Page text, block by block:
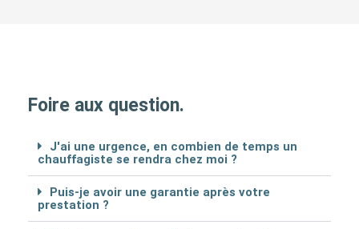
Foire aux question.
J'ai une urgence, en combien de temps un
chauffagiste se rendra chez moi ?
Puis-je avoir une garantie après votre
prestation ?